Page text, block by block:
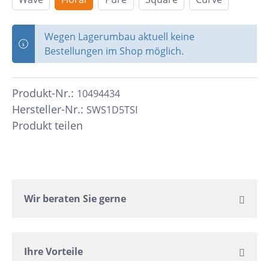
Wegen Lagerumbau aktuell keine
Bestellungen im Shop möglich.
Hersteller-Nr.: SWS1D5TSI
Produkt-Nr.: 10494434
Produkt teilen
Wir beraten Sie gerne
Ihre Vorteile